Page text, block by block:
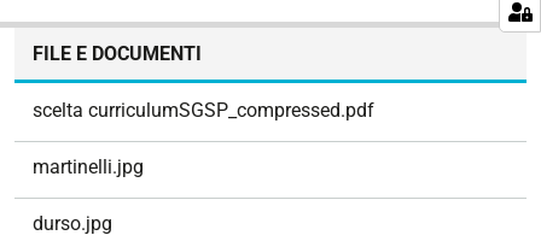
FILE E DOCUMENTI
scelta curriculumSGSP_compressed.pdf
martinelli.jpg
durso.jpg